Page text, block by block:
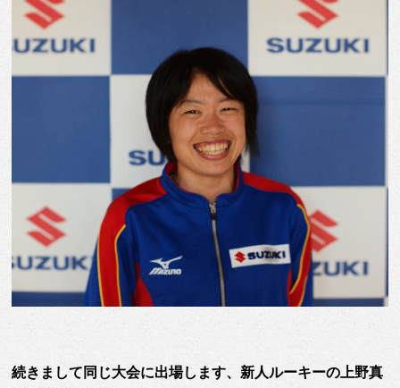
続きまして同じ大会に出場します、新人ルーキーの 上野真